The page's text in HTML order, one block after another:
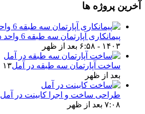
آخرین پروژه ها
پیمانکاری آپارتمان سه طبقه 6 واحد در آمل
۱۴۰۳ - ۶:۵۸ بعد از ظهر
ساخت آپارتمان سه طبقه در آمل
بعد از ظهر
طراحی ساخت و اجرا کابینت در آمل
۷:۰۸ بعد از ظهر